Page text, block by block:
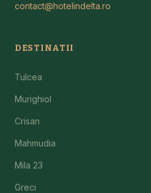
contact@hotelindelta.ro
DESTINATII
Tulcea
Murighiol
Crisan
Mahmudia
Mila 23
Greci